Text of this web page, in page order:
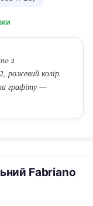
з
рожевий колір.
графіту —
Fabriano